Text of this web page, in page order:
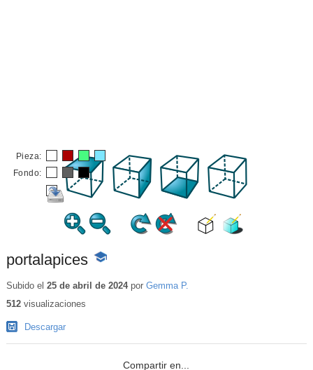
Pieza:
Fondo:
portalapices -
educativo
Subido el 25 de abril de 2024por Gemma P.
512visualizaciones
Descargar